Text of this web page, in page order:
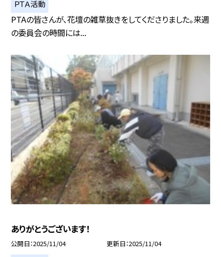
ＰＴＡ活動
PTAの皆さんが、花壇の雑草抜きをしてくださりました。来週
の委員会の時間には...
ありがとうございます！
公開日 2025/11/04 更新日 2025/11/04